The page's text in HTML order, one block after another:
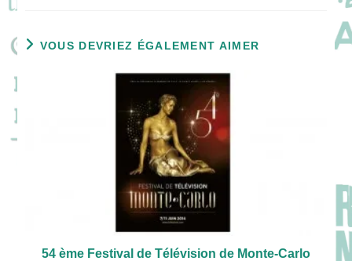
VOUS DEVRIEZ ÉGALEMENT AIMER
54 ème Festival de Télévision de Monte-Carlo